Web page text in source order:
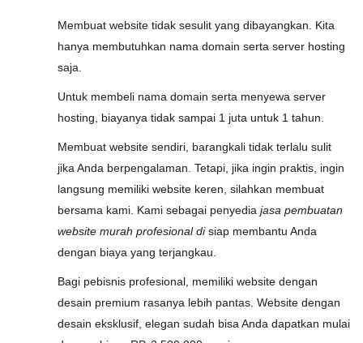
Membuat website tidak sesulit yang dibayangkan. Kita
hanya membutuhkan nama domain serta server hosting
saja.
Untuk membeli nama domain serta menyewa server
hosting, biayanya tidak sampai 1 juta untuk 1 tahun.
Membuat website sendiri, barangkali tidak terlalu sulit
jika Anda berpengalaman. Tetapi, jika ingin praktis, ingin
langsung memiliki website keren, silahkan membuat
bersama kami. Kami sebagai penyedia jasa pembuatan
website murah profesional disiap membantu Anda
dengan biaya yang terjangkau.
Bagi pebisnis profesional, memiliki website dengan
desain premium rasanya lebih pantas. Website dengan
desain eksklusif, elegan sudah bisa Anda dapatkan mulai